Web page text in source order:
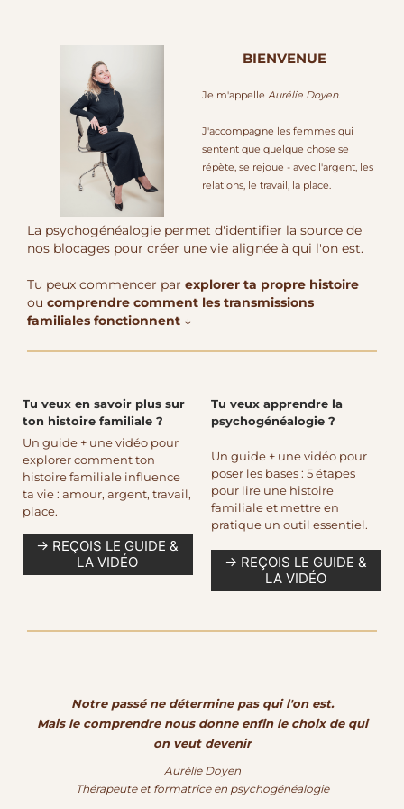
BIENVENUE
Je m'appelle Aurélie Doyen.
J'accompagne les femmes qui
sentent que quelque chose se
répète, se rejoue - avec l'argent, les
relations, le travail, la place.
La psychogénéalogie permet d'identifier la source de
nos blocages pour créer une vie alignée à qui l'on est.
Tu peux commencer par explorer ta propre histoire
ou comprendre comment les transmissions
familiales fonctionnent ↓
Tu veux en savoir plus sur
ton histoire familiale ?
Un guide + une vidéo pour
explorer comment ton
histoire familiale influence
ta vie : amour, argent, travail,
place.
→ REÇOIS LE GUIDE &
LA VIDÉO
Tu veux apprendre la
psychogénéalogie ?
Un guide + une vidéo pour
poser les bases : 5 étapes
pour lire une histoire
familiale et mettre en
pratique un outil essentiel.
→ REÇOIS LE GUIDE &
LA VIDÉO
Notre passé ne détermine pas qui l'on est.
Mais le comprendre nous donne enfin le choix de qui
on veut devenir
Aurélie Doyen
Thérapeute et formatrice en psychogénéalogie